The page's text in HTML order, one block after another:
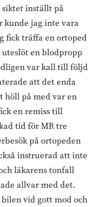
siktet inställt på
kunde jag inte vara
fick träffa en ortoped
en blodpropp
var kall till följd
att det enda
höll på med var en
en remiss till
tid för MR tre
på ortopeden
instruerad att inte
läkarens tonfall
allvar med det.
vid gott mod och